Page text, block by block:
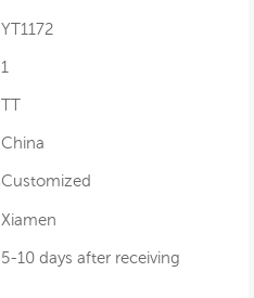
YT1172
1
TT
China
Customized
Xiamen
5-10 days after receiving